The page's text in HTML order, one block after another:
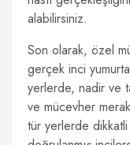
alabilirsiniz.
Son olarak, özel
gerçek inci
yerlerde, nadir ve
ve mücevher
tür yerlerde